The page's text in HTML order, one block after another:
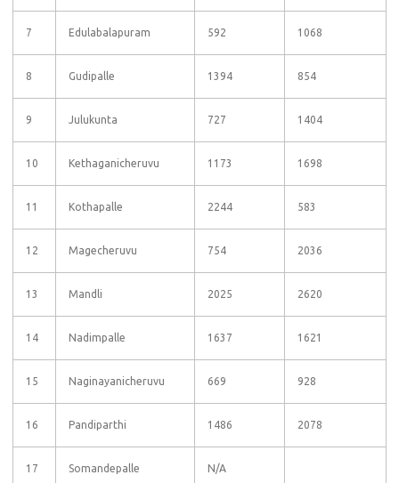
7 Edulabalapuram 592 1068
8 Gudipalle 1394 854
9 Julukunta 727 1404
10 Kethaganicheruvu 1173 1698
11 Kothapalle 2244 583
12 Magecheruvu 754 2036
13 Mandli 2025 2620
14 Nadimpalle 1637 1621
15 Naginayanicheruvu 669 928
16 Pandiparthi 1486 2078
17 Somandepalle N/A